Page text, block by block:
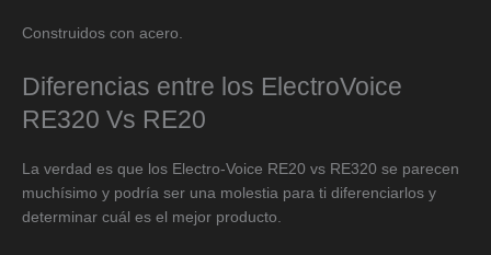
Construidos con acero.
Diferencias entre los ElectroVoice
RE320 Vs RE20
La verdad es que los Electro-Voice RE20 vs RE320 se parecen
muchísimo y podría ser una molestia para ti diferenciarlos y
determinar cuál es el mejor producto.